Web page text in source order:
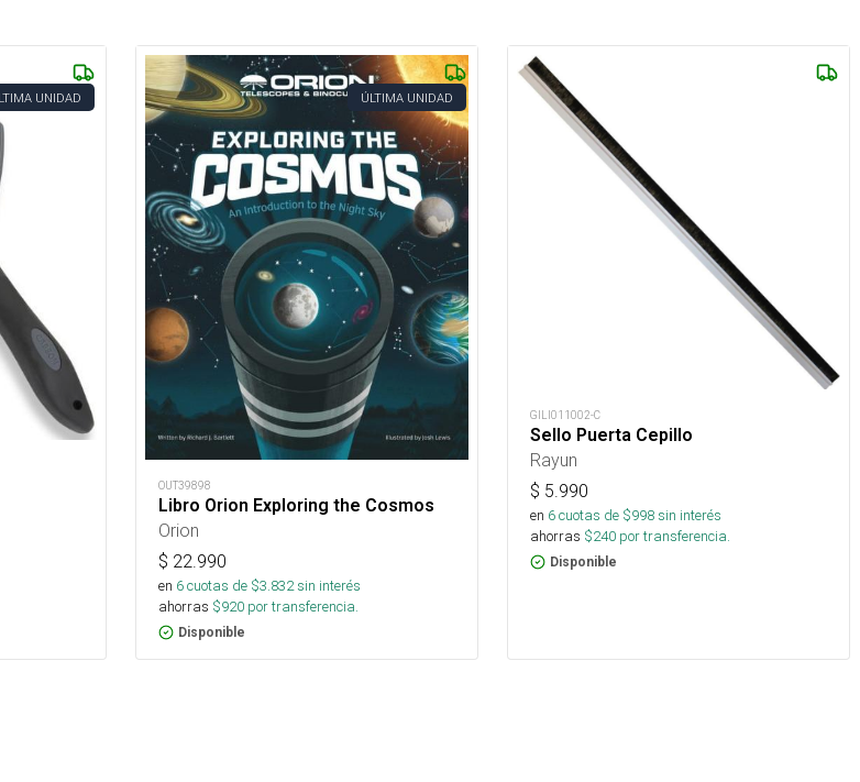
UNIDAD ÚLTIMA UNIDAD
OUT39898
Libro Orion Exploring the Cosmos
Orion
$ 22.990
en 6cuotas de $3.832sin interés
ahorras $920 por transferencia.
Disponible
GILI011002-C
Sello Puerta Cepillo
Rayun
$ 5.990
en 6cuotas de $998sin interés
ahorras $240 por transferencia.
Disponible